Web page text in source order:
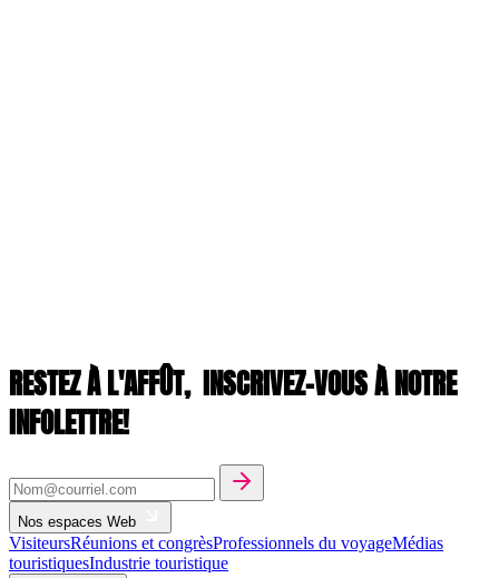
RESTEZ À L'AFFÛT, INSCRIVEZ-VOUS À NOTRE
INFOLETTRE!
Nos espaces Web
VisiteursRéunions et congrèsProfessionnels du voyageMédias
touristiquesIndustrie touristique